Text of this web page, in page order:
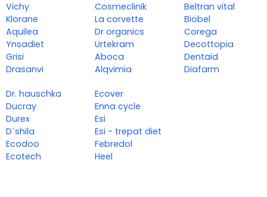
Vichy
Klorane
Aquilea
Ynsadiet
Grisi
Drasanvi
Cosmeclinik
La corvette
Dr organics
Urtekram
Aboca
Alqvimia
Beltran vital
Biobel
Corega
Decottopia
Dentaid
Diafarm
Dr. hauschka
Ducray
Durex
D´shila
Ecodoo
Ecotech
Ecover
Enna cycle
Esi
Esi - trepat diet
Febredol
Heel